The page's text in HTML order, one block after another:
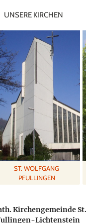
UNSERE KIRCHEN
ST. WOLFGANG
PFULLINGEN
Kirchengemeinde
Lichtenstein